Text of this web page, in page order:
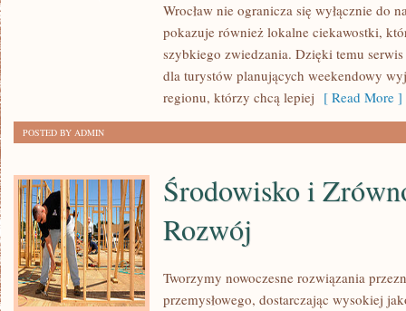
Wrocław nie ogranicza się wyłącznie do
pokazuje również lokalne ciekawostki,
szybkiego zwiedzania. Dzięki temu
dla turystów planujących weekendowy
regionu, którzy chcą lepiej [ Read More ]
POSTED BY ADMIN
Środowisko i
Rozwój
Tworzymy nowoczesne rozwiązania
przemysłowego, dostarczając wysokiej